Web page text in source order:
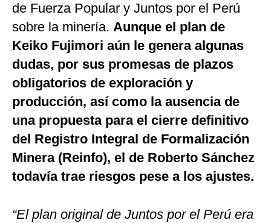
de Fuerza Popular y Juntos por el Perú
sobre la minería. Aunque el plan de
Keiko Fujimori aún le genera algunas
dudas, por sus promesas de plazos
obligatorios de exploración y
producción, así como la ausencia de
una propuesta para el cierre definitivo
del Registro Integral de Formalización
Minera (Reinfo), el de Roberto Sánchez
todavía trae riesgos pese a los ajustes.
“El plan original de Juntos por el Perú era